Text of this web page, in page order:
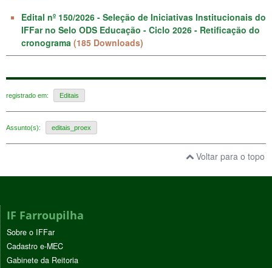
Edital nº 150/2026 - Seleção de Iniciativas Institucionais do
IFFar no Selo ODS Educação - Ciclo 2026 - Retificação do
cronograma (185 Downloads)
registrado em: Editais
Assunto(s): editais_proex
Voltar para o topo
IF Farroupilha
Sobre o IFFar
Cadastro e-MEC
Gabinete da Reitoria